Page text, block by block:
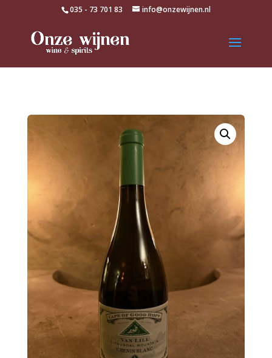
035 - 73 701 83 info@onzewijnen.nl